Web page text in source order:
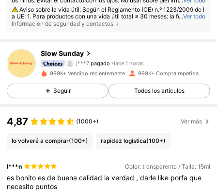
n heridas. Suspender su uso si se produce irritación.
Aviso sobre la vida útil: Según el Reglamento (CE) n.º 1223/2009 de l
a UE: 1. Para productos con una vida útil total ≤ 30 meses: la fecha de c
aducidad se indicará con un símbolo de reloj de arena ⌛ + fecha en el e
nvase, o en español, «consumir preferentemente antes de» o «consumir
+ M, donde M representa los meses. Nota: Los productos con envases d
e un solo uso, los productos que no se pueden abrir y otros artículos esp
ecíficos están exentos del marcado PAO obligatorio. Consulte exclusiva
mente las marcas impresas en el envase físico del producto; suspenda s
u uso inmediatamente si se produce deterioro.
...Ver todo
Información de seguridad y contactos
Slow Sunday
j***7pagado
r***5 seguido haceHace 1 horas
4,87 355K Seguidores
4,87 355K Seguidores
999K+ Vendido recientemente 999K+ Compra repetida
Seguir Todos los artículos
4,87 (1000+) Ver más
lo volveré a comprar(100+) rapidez logística(100+)
l***n Color: transparente / Talla: 15ml
es bonitoesde buenacalidad laverdad ,darle like porfaque
necesito puntos